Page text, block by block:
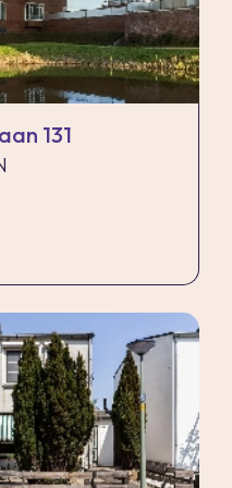
door middel van
en
bijdrage
01-05-2036;
erfgenamen zal
as-is-where-is
131